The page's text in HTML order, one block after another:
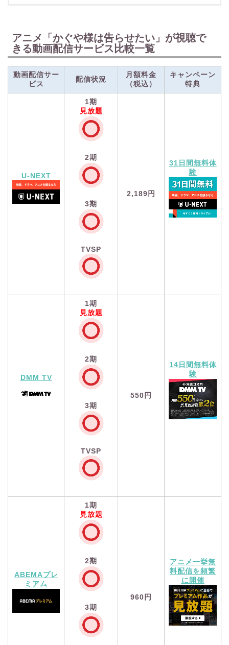
アニメ「かぐや様は告らせたい」が視聴で
きる動画配信サービス比較一覧
動画配信サー
ビス
配信状況
月額料金
（税込）
キャンペーン
特典
U-NEXT
1期
見放題
2期
3期
TVSP
2,189円
31日間無料体
験
DMM TV
1期
見放題
2期
3期
TVSP
550円
14日間無料体
験
ABEMAプレ
ミアム
1期
見放題
2期
3期
960円
アニメ一挙無
料配信を頻繁
に開催